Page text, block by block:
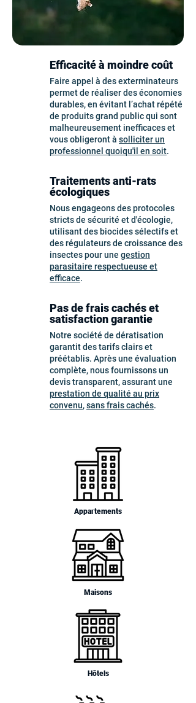
Efficacité à moindre coût
Faire appel à des exterminateurs
permet de réaliser des économies
durables, en évitant l’achat répété
de produits grand public qui sont
malheureusement inefficaces et
vous obligeront à solliciter un
professionnel quoiqu'il en soit.
Traitements anti-rats
écologiques
Nous engageons des protocoles
stricts de sécurité et d'écologie,
utilisant des biocides sélectifs et
des régulateurs de croissance des
insectes pour une gestion
parasitaire respectueuse et
efficace.
Pas de frais cachés et
satisfaction garantie
Notre société de dératisation
garantit des tarifs clairs et
préétablis. Après une évaluation
complète, nous fournissons un
devis transparent, assurant une
prestation de qualité au prix
convenu,sans frais cachés.
Appartements
Maisons
Hôtels